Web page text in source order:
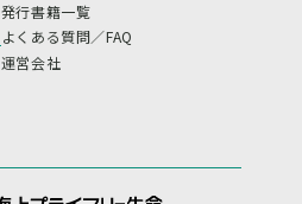
発行書籍一覧
よくある質問／FAQ
運営会社